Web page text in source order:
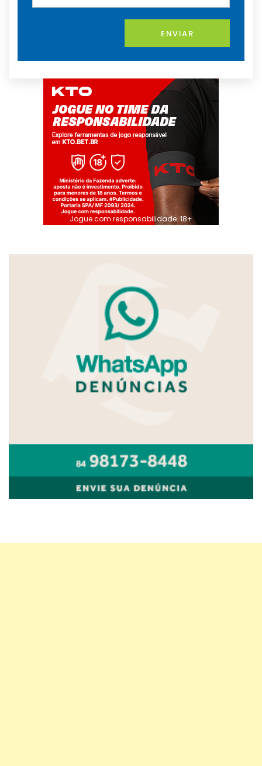
ENVIAR
Jogue com responsabilidade. 18+